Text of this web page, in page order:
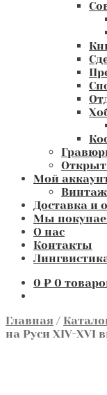
Мой
Доставка и
Мы
О нас
Контакты
0 ₽ 0
Главная /
на Руси XIV-XVI